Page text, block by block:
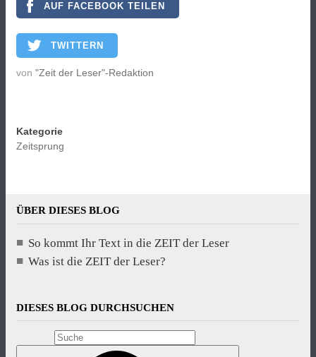
AUF FACEBOOK TEILEN
TWITTERN
von "Zeit der Leser"-Redaktion
Kategorie
Zeitsprung
ÜBER DIESES BLOG
So kommt Ihr Text in die ZEIT der Leser
Was ist die ZEIT der Leser?
DIESES BLOG DURCHSUCHEN